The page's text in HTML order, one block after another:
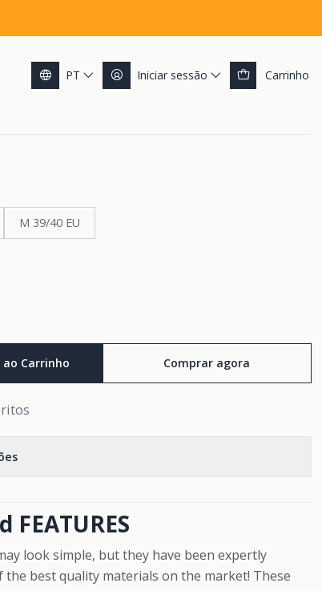
PT Iniciar sessão Carrinho
Gripper
M 39/40 EU
Carrinho Comprar agora
FEATURES
look simple, but they have been expertly
best quality materials on the market! These